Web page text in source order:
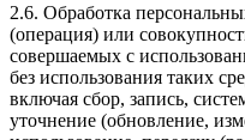
2.6. Обработка
(операция) или
совершаемых с
без использования таких
включая сбор, запись,
уточнение (обновление,